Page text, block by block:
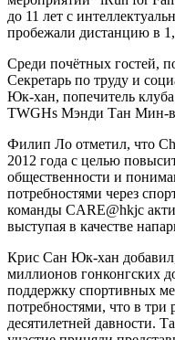
до 11 лет с
пробежали дистанцию в
Среди почётных гостей,
Секретарь по труду и
Юк-хан, попечитель
TWGHs Мэнди Тан Мин-
Филип Ло отметил, что
2012 года с целью
общественности и
потребностями через
команды CARE@hkjc
выступая в качестве
Крис Сан Юк-хан
миллионов гонконгских
поддержку спортивных
потребностями, что в три
десятилетней давности.